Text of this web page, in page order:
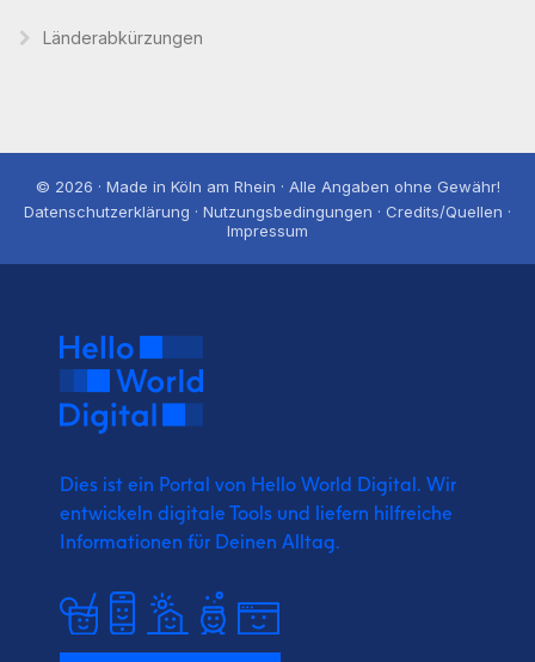
Länderabkürzungen
© 2026 · Made in Köln am Rhein · Alle Angaben ohne Gewähr!
Datenschutzerklärung · Nutzungsbedingungen · Credits/Quellen ·
Impressum
Dies ist ein Portal von Hello World Digital. Wir
entwickeln digitale Tools und liefern hilfreiche
Informationen für Deinen Alltag.